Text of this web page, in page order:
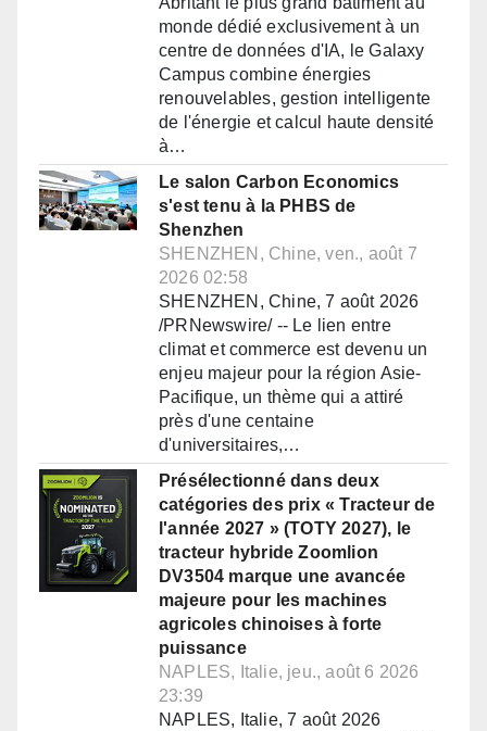
monde dédié exclusivement à un
centre de données d'IA, le Galaxy
Campus combine énergies
renouvelables, gestion intelligente
de l'énergie et calcul haute densité
à…
Le salon Carbon Economics
s'est tenu à la PHBS de
Shenzhen
SHENZHEN, Chine, ven., août 7
2026 02:58
SHENZHEN, Chine, 7 août 2026
/PRNewswire/ -- Le lien entre
climat et commerce est devenu un
enjeu majeur pour la région Asie-
Pacifique, un thème qui a attiré
près d'une centaine
d'universitaires,…
Présélectionné dans deux
catégories des prix « Tracteur de
l'année 2027 » (TOTY 2027), le
tracteur hybride Zoomlion
DV3504 marque une avancée
majeure pour les machines
agricoles chinoises à forte
puissance
NAPLES, Italie, jeu., août 6 2026
23:39
NAPLES, Italie, 7 août 2026